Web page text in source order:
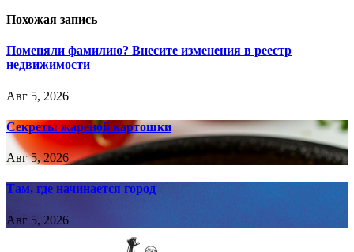
Похожая запись
Поменяли фамилию? Внесите изменения в реестр
недвижимости
Авг 5, 2026
Секреты жареной картошки
Авг 5, 2026
Там, где начинается город
Авг 5, 2026